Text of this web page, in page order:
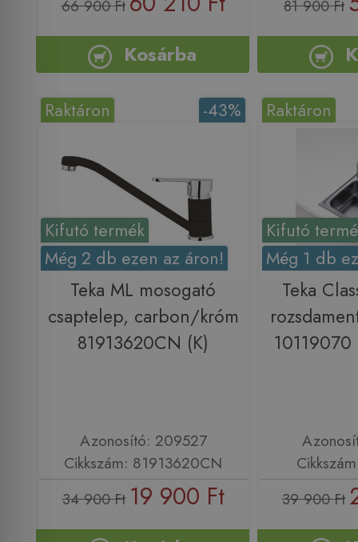
66 900 Ft
Kosárba
81 900 Ft
Kifutó termék
Még 2 db ezen az áron!
-43%
Raktáron
Teka ML mosogató
csaptelep, carbon/króm
81913620CN (K)
Azonosító: 209527
Cikkszám: 81913620CN
34 900 Ft 19 900 Ft
Kifutó
Még 1 db
Raktáron
Teka
39 900 Ft